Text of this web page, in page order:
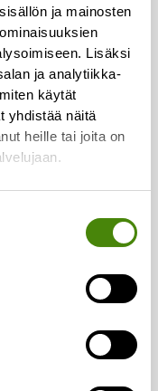
ja mainosten
Lisäksi
ja analytiikka-
käytät
yhdistää näitä
heille tai joita on